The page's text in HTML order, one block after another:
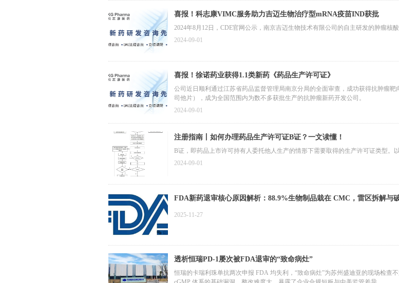
喜报！科志康VIMC服务助力吉迈生物治疗型mRNA疫苗IND获批
2024年8月12日，CDE官网公示，南京吉迈生物技术有限公司的自主研发的肿瘤
2024-09-01
喜报！徐诺药业获得1.1类新药《药品生产许可证》
公司近日顺利通过江苏省药品监督管理局南京分局的全面审查，成功获得抗肿瘤
司他片），成为全国范围内为数不多获批生产的抗肿瘤新药开发公司。
2024-09-01
注册指南丨如何办理药品生产许可证B证？一文读懂！
B证，即药品上市许可持有人委托他人生产的情形下需要取得的生产许可证类型。
2024-09-01
FDA新药退审核心原因解析：88.9%生物制品栽在 CMC，雷区拆解与
2025-11-27
透析恒瑞PD-1屡次被FDA退审的“致命病灶”
恒瑞的卡瑞利珠单抗两次申报 FDA 均失利，“致命病灶”为苏州盛迪亚的现场检